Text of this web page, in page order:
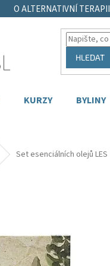
O ALTERNATIVNÍ TERAPII
HLEDAT
KURZY BYLINY
Set esenciálních olejů LES